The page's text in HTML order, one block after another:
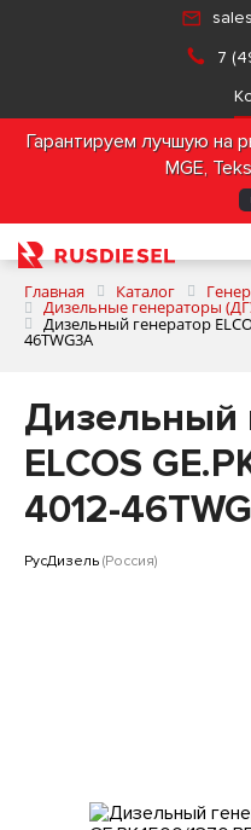
7
Гарантируем лучшую на
MGE,
Главная Каталог
Дизельные генераторы
Дизельный генератор
46TWG3A
Дизельный
ELCOS
4012-
РусДизель (Россия)